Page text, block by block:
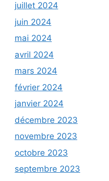
juillet 2024
juin 2024
mai 2024
avril 2024
mars 2024
février 2024
janvier 2024
décembre 2023
novembre 2023
octobre 2023
septembre 2023